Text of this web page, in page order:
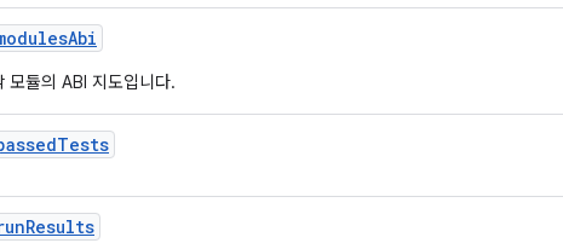
Abi
모듈의 ABI 지도입니다.
Tests
Results